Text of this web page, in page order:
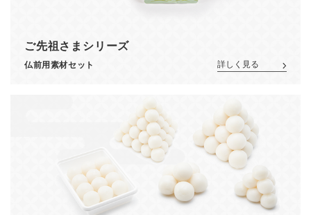
ご先祖さまシリーズ
仏前用素材セット 詳しく見る